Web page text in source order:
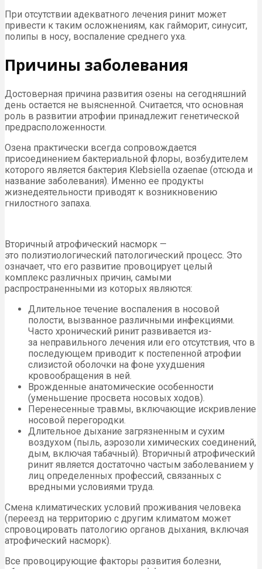
При отсутствии адекватного лечения ринит может
привести к таким осложнениям, как гайморит, синусит,
полипы в носу, воспаление среднего уха.
Причины заболевания
Достоверная причина развития озены на сегодняшний
день остается не выясненной. Считается, что основная
роль в развитии атрофии принадлежит генетической
предрасположенности.
Озена практически всегда сопровождается
присоединением бактериальной флоры, возбудителем
которого является бактерия Klebsiella ozaenae (отсюда и
название заболевания). Именно ее продукты
жизнедеятельности приводят к возникновению
гнилостного запаха.
Вторичный атрофический насморк —
это полиэтиологический патологический процесс. Это
означает, что его развитие провоцирует целый
комплекс различных причин, самыми
распространенными из которых являются:
Длительное течение воспаления в носовой
полости, вызванное различными инфекциями.
Часто хронический ринит развивается из-
за неправильного лечения или его отсутствия, что в
последующем приводит к постепенной атрофии
слизистой оболочки на фоне ухудшения
кровообращения в ней.
Врожденные анатомические особенности
(уменьшение просвета носовых ходов).
Перенесенные травмы, включающие искривление
носовой перегородки.
Длительное дыхание загрязненным и сухим
воздухом (пыль, аэрозоли химических соединений,
дым, включая табачный). Вторичный атрофический
ринит является достаточно частым заболеванием у
лиц определенных профессий, связанных с
вредными условиями труда.
Смена климатических условий проживания человека
(переезд на территорию с другим климатом может
спровоцировать патологию органов дыхания, включая
атрофический насморк).
Все провоцирующие факторы развития болезни,